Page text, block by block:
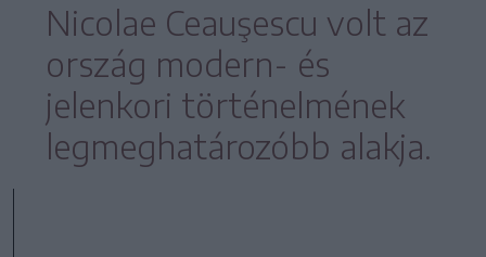
Nicolae Ceauşescu volt az
ország modern- és
jelenkori történelmének
legmeghatározóbb alakja.